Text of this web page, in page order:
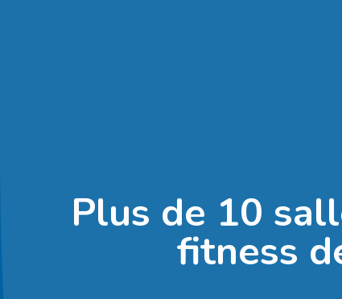
Plus de 10
fitness